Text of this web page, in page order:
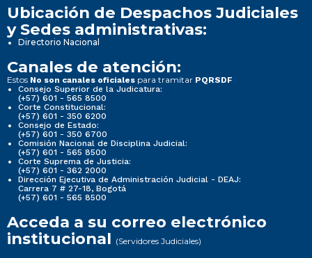
Ubicación de Despachos Judiciales
y Sedes administrativas:
Directorio Nacional
Canales de atención:
Estos No son canales oficiales para tramitar PQRSDF
Consejo Superior de la Judicatura:
(+57) 601 - 565 8500
Corte Constitucional:
(+57) 601 - 350 6200
Consejo de Estado:
(+57) 601 - 350 6700
Comisión Nacional de Disciplina Judicial:
(+57) 601 - 565 8500
Corte Suprema de Justicia:
(+57) 601 - 362 2000
Dirección Ejecutiva de Administración Judicial - DEAJ:
Carrera 7 # 27-18, Bogotá
(+57) 601 - 565 8500
Acceda a su correo electrónico
institucional (Servidores Judiciales)